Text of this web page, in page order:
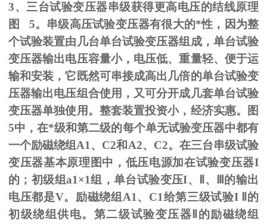
3、三台试验变压器串级获得更高电压的结线原理
图 5。串级高压试验变压器有很大的*性，因为整
个试验装置由几台单台试验变压器组成，单台试验
变压器输出电压容量小，电压低、重量轻、便于运
输和安装，它既然可串接成高出几倍的单台试验变
压器输出电压组合使用，又可分开成几套单台试验
变压器单独使用。整套装置投资小，经济实惠。图
5中，在*级和第二级的每个单无试验变压器中都有
一个励磁绕组 A1 、 C2和 A2、 C2。在三台串级试验
变压器基本原理图中，低压电源加在试验变压器I
的；初级组a1×1组，单台试验变压I、 、
的输出
电压都是V。励磁绕组 A1 、 C1给第三级试验I
Ⅱ的
初级绕组供电。第二级试验变压器Ⅱ的励磁绕组